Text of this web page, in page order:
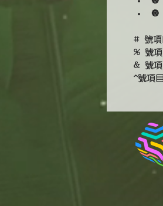
🔘
# 號
% 號
& 號
^號項